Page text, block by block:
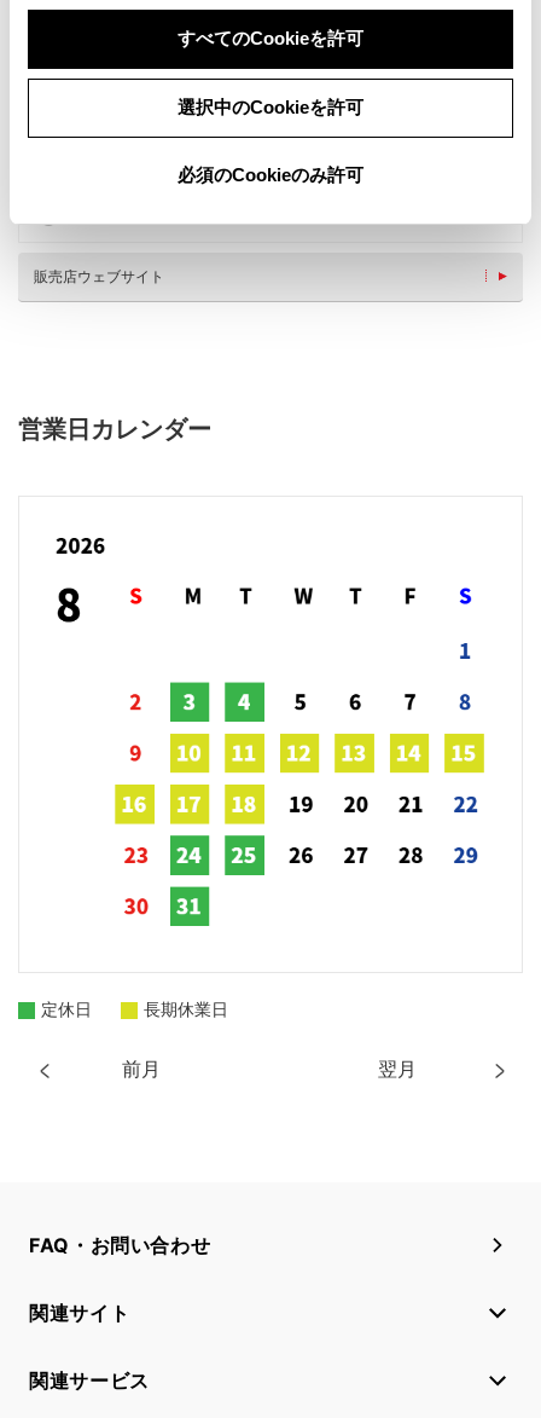
すべてのCookieを許可
選択中のCookieを許可
必須のCookieのみ許可
サービス 軽自動車
AED
販売店ウェブサイト
営業日カレンダー
前月 翌月
定休日 長期休業日
FAQ・お問い合わせ
関連サイト
関連サービス